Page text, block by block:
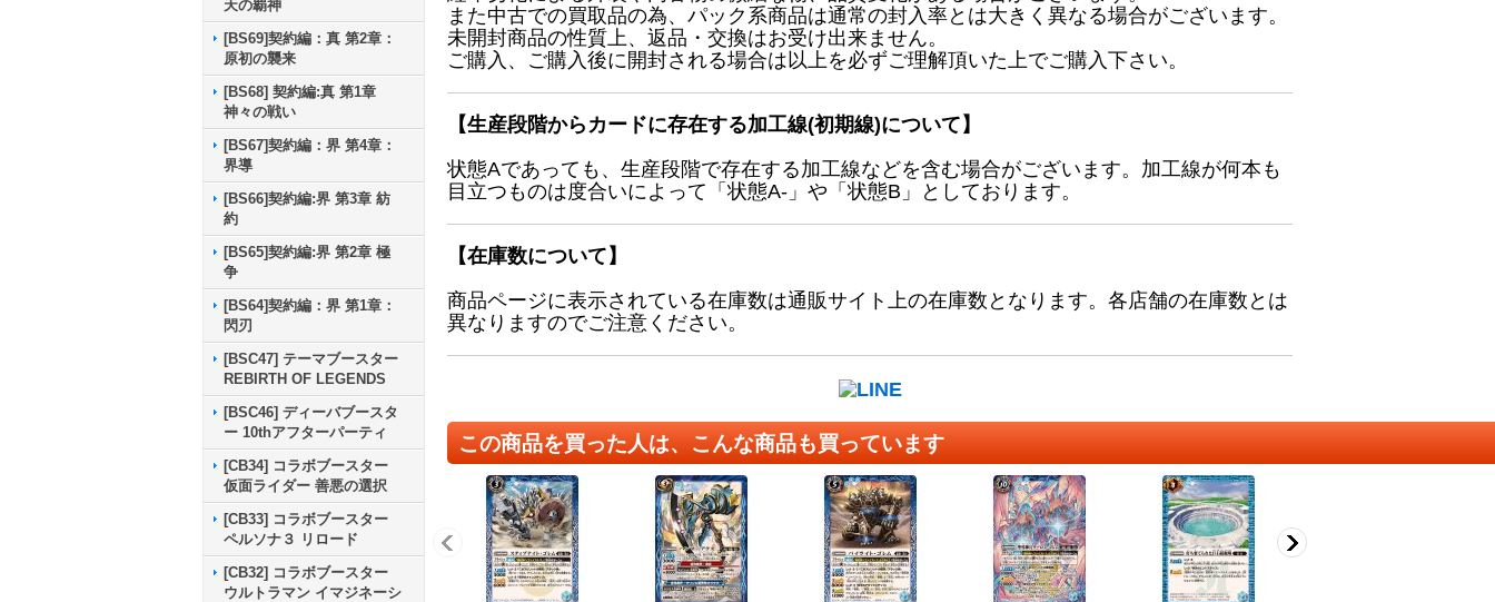
天の覇神
[BS69]契約編：真 第2章：
原初の襲来
[BS68] 契約編:真 第1章
神々の戦い
[BS67]契約編：界 第4章：
界導
[BS66]契約編:界 第3章 紡
約
[BS65]契約編:界 第2章 極
争
[BS64]契約編：界 第1章：
閃刃
[BSC47] テーマブースター
REBIRTH OF LEGENDS
[BSC46] ディーバブースタ
ー 10thアフターパーティ
[CB34] コラボブースター
仮面ライダー 善悪の選択
[CB33] コラボブースター
ペルソナ３ リロード
[CB32] コラボブースター
ウルトラマン イマジネーシ
また中古での買取品の為、パック系商品は通常の封入率とは大きく異なる場合がございます。
未開封商品の性質上、返品・交換はお受け出来ません。
ご購入、ご購入後に開封される場合は以上を必ずご理解頂いた上でご購入下さい。
【生産段階からカードに存在する加工線(初期線)について】
状態Aであっても、生産段階で存在する加工線などを含む場合がございます。加工線が何本も
目立つものは度合いによって「状態A-」や「状態B」としております。
【在庫数について】
商品ページに表示されている在庫数は通販サイト上の在庫数となります。各店舗の在庫数とは
異なりますのでご注意ください。
この商品を買った人は、こんな商品も買っています